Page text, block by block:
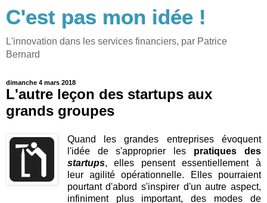
C'est pas mon idée !
L'innovation dans les services financiers, par Patrice
Bernard
dimanche 4 mars 2018
L'autre leçon des startups aux
grands groupes
Quand les grandes entreprises évoquent
l'idée de s'approprier les pratiques des
startups, elles pensent essentiellement à
leur agilité opérationnelle. Elles pourraient
pourtant d'abord s'inspirer d'un autre aspect,
infiniment plus important, des modes de